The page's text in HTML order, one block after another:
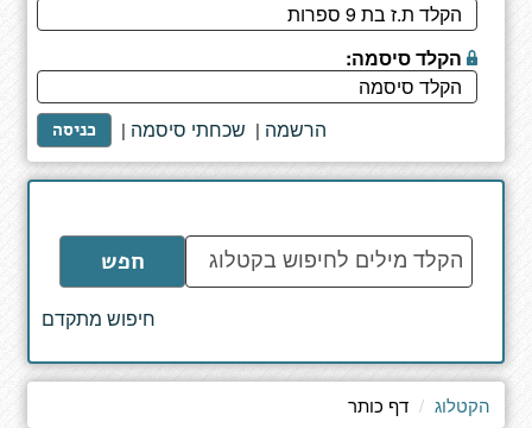
הקלד סיסמה:
כניסה | שכחתי סיסמה | הרשמה
הקלד
מילים
לחיפוש
חפש
חיפוש מתקדם
הקטלוג דף כותר